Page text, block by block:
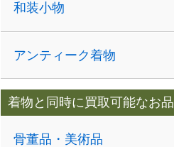
和装小物
アンティーク着物
着物と同時に買取可能なお品
骨董品・美術品